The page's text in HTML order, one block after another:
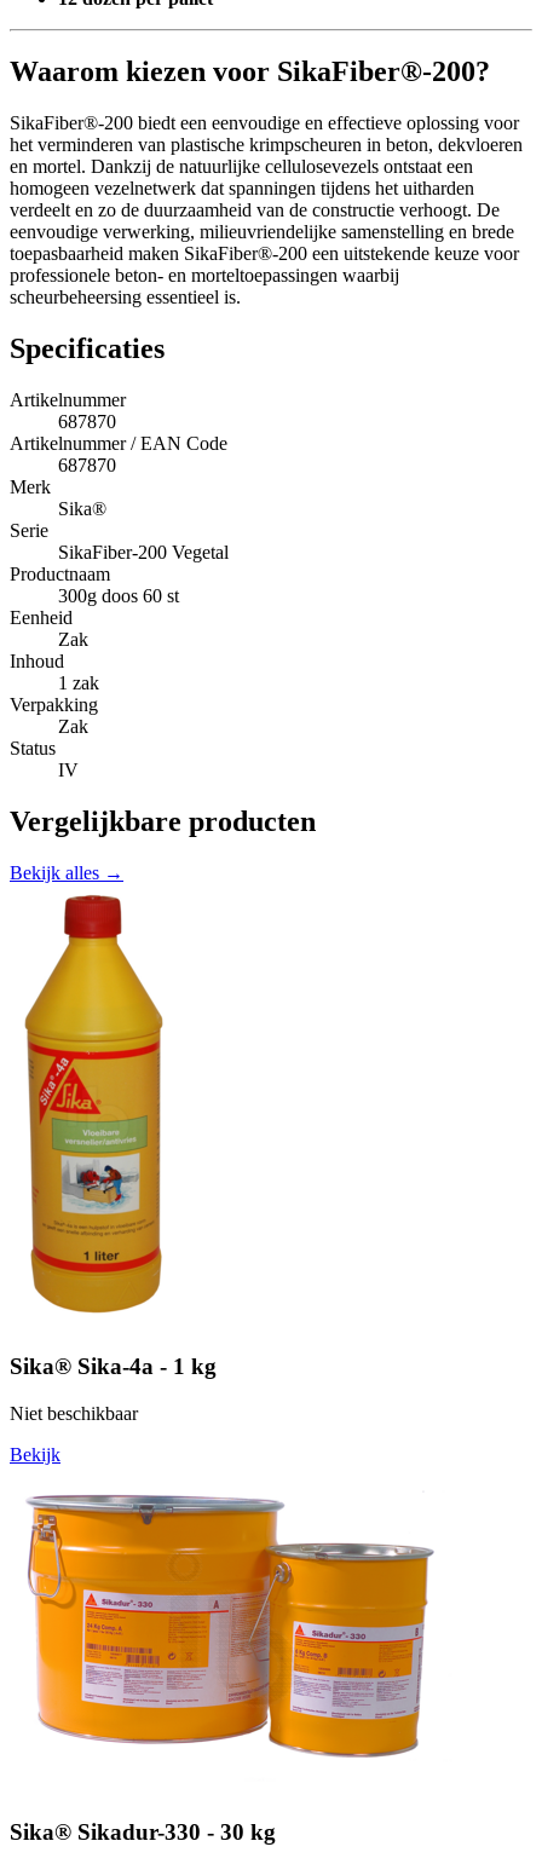
Waarom kiezen voor SikaFiber®-200?
SikaFiber®-200 biedt een eenvoudige en effectieve oplossing voor
het verminderen van plastische krimpscheuren in beton, dekvloeren
en mortel. Dankzij de natuurlijke cellulosevezels ontstaat een
homogeen vezelnetwerk dat spanningen tijdens het uitharden
verdeelt en zo de duurzaamheid van de constructie verhoogt. De
eenvoudige verwerking, milieuvriendelijke samenstelling en brede
toepasbaarheid maken SikaFiber®-200 een uitstekende keuze voor
professionele beton- en morteltoepassingen waarbij
scheurbeheersing essentieel is.
Specificaties
Artikelnummer
687870
Artikelnummer / EAN Code
687870
Merk
Sika®
Serie
SikaFiber-200 Vegetal
Productnaam
300g doos 60 st
Eenheid
Zak
Inhoud
1 zak
Verpakking
Zak
Status
IV
Vergelijkbare producten
Bekijk alles →
Sika® Sika-4a - 1 kg
Niet beschikbaar
Bekijk
Sika® Sikadur-330 - 30 kg